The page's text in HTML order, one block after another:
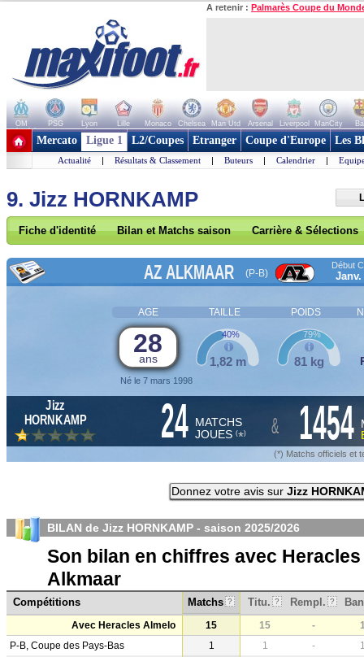
A retenir : Palmarès Coupe du
OM PSG Lyon Lille Monaco Chelsea Man Utd Arsenal Liverpool ManCity
+ de clubs
Mercato Ligue 1 L2/Coupes Etranger Coupe d'Europe Les
Actualité | Résultats & Classement | Buteurs | Calendrier |
9. Jizz HORNKAMP
Fiche d'identité Bilan et Matchs saison Carrière & Sélections
AZ ALKMAAR (P-B)
Début
Janv.
AGE TAILLE POIDS
28
ans
Né le 7 mars 1998
1,82 m
40%
81 kg
79%
Jizz
HORNKAMP
24 MATCHS
JOUES (*) & 1454
(*) Matchs officiels et
Donnez votre avis sur Jizz
BILAN de Jizz HORNKAMP - saison 2025/2026
Son bilan en chiffres avec
Alkmaar
Compétitions Matchs ? Titu. ? Rempl. ?
Avec Heracles Almelo 15 15 -
P-B, Coupe des Pays-Bas
1 1 -